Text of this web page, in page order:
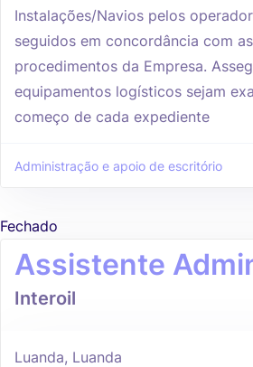
Instalações/Navios pelos
seguidos em concordância com
procedimentos da Empresa.
equipamentos logísticos sejam
começo de cada expediente
Administração e apoio de escritório
Fechado
Assistente
Interoil
Luanda, Luanda